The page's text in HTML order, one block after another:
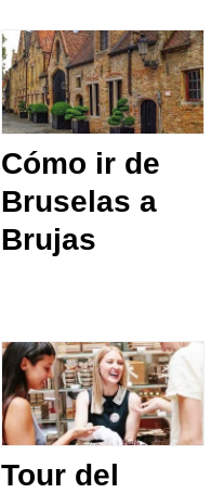
Cómo ir de
Bruselas a
Brujas
Tour del